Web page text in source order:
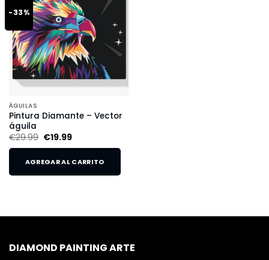
-33%
ÁGUILAS
Pintura Diamante – Vector
águila
€29.99 €19.99
AGREGAR AL CARRITO
DIAMOND PAINTING ARTE